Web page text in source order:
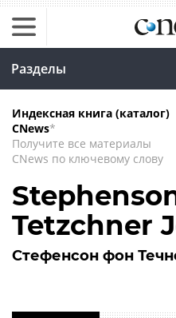
Разделы
Индексная книга (каталог)
CNews*
Получите все материалы
CNews по ключевому слову
Tetzchner
Стефенсон фон